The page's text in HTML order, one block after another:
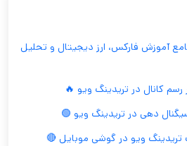
آموزش فارکس، ارز دیجیتال و تحلیل
رسم کانال در تریدینگ ویو 🔥
ویو در گوشی موبایل 🔴